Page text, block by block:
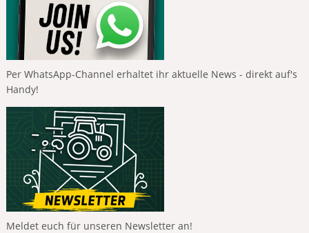
Per WhatsApp-Channel erhaltet ihr aktuelle News - direkt auf's
Handy!
Meldet euch für unseren Newsletter an!